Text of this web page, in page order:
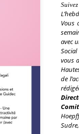
Vous
avec
vous
de